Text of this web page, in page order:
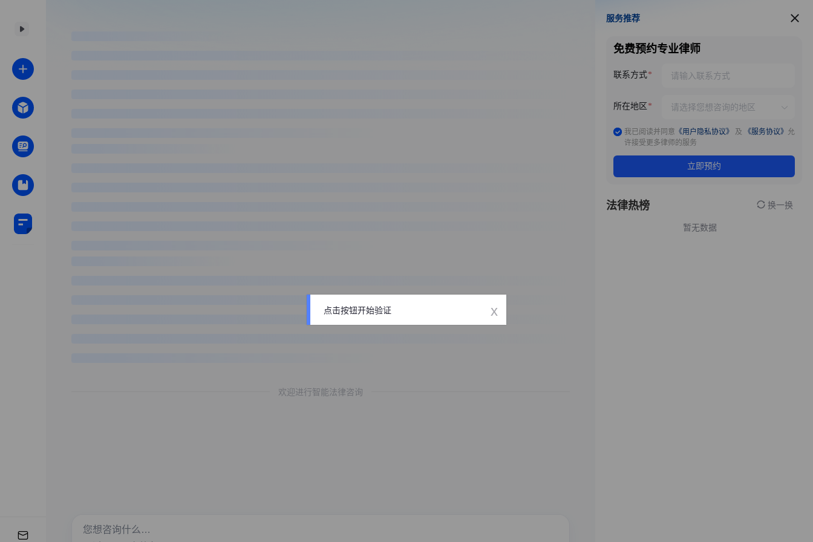
欢迎进行智能法律咨询
服务推荐
服务推荐
免费预约专业律师
联系方式
所在地区
我已阅读并同意 《用户隐私协议》 及 《服务协议》 允
许接受更多律师的服务
立即预约
法律热榜 换一换
暂无数据
点击按钮开始验证 x